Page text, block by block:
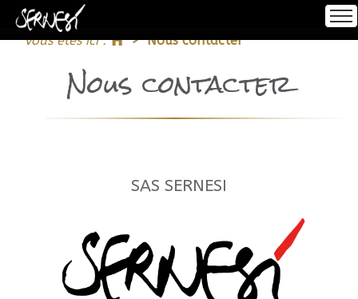
À propos
Encadrement
Impression
S'inscrire
Vous êtes ici : AccueilNous contacter
Nous contacter
SAS SERNESI